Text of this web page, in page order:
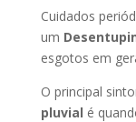
Cuidados
um
esgotos em
O principal
pluvial é